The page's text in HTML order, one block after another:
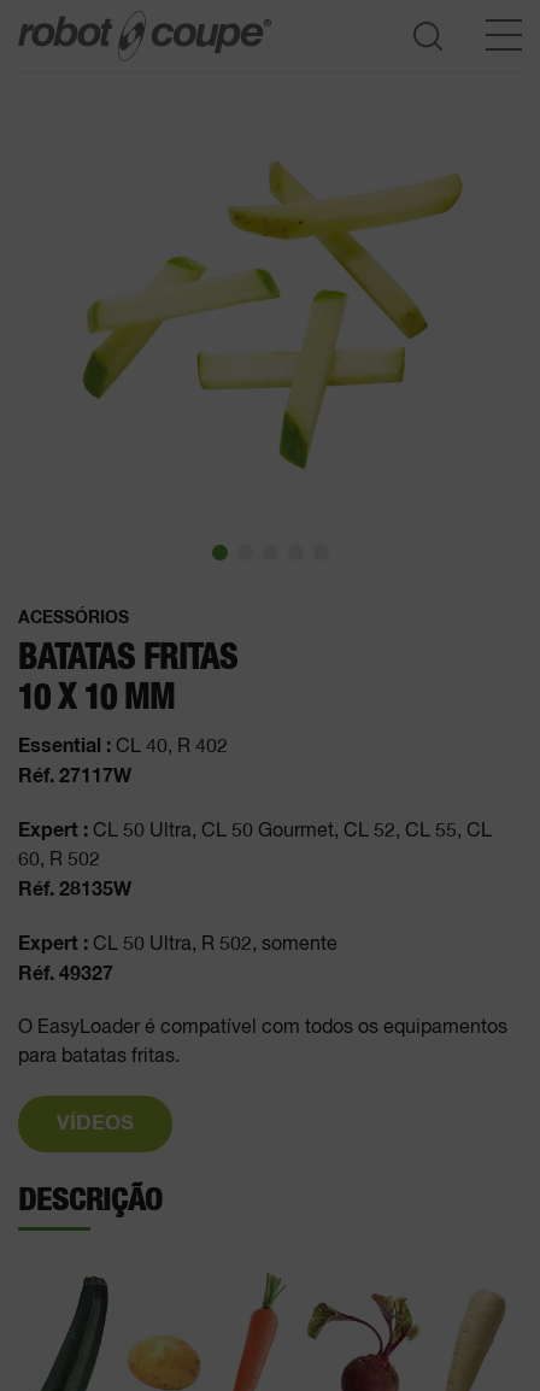
ACESSÓRIOS
BATATAS FRITAS
10 X 10 MM
Essential : CL 40, R 402
Réf. 27117W
Expert : CL 50 Ultra, CL 50 Gourmet, CL 52, CL 55, CL
60, R 502
Réf. 28135W
Expert : CL 50 Ultra, R 502, somente
Réf. 49327
O EasyLoader é compatível com todos os equipamentos
para batatas fritas.
VÍDEOS
DESCRIÇÃO
Acesso ao guia de seleção